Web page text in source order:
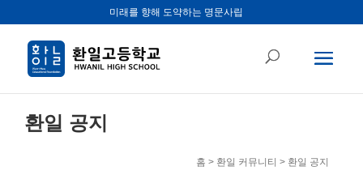
미래를 향해 도약하는 명문사립
환일 공지
홈 > 환일 커뮤니티 > 환일 공지